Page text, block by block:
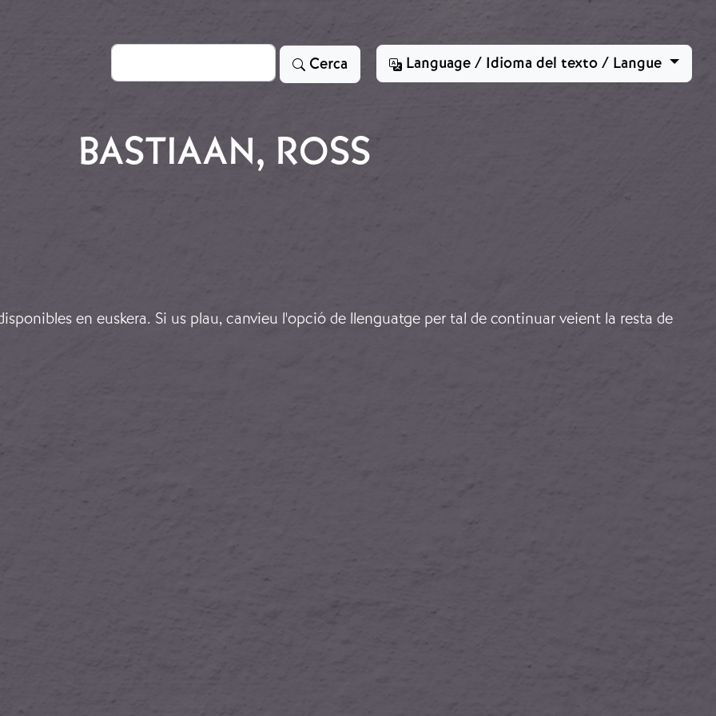
Cerca Cerca Language / Idioma del texto / Langue
BASTIAAN, ROSS
en euskera. Si us plau, canvieu l'opció de llenguatge per tal de continuar veient la resta de